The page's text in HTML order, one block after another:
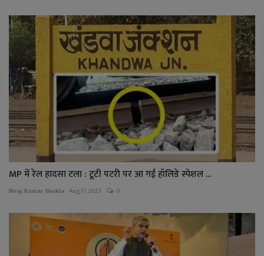
MP में रेल हादसा टला : टूटी पटरी पर आ गई हॉलिडे स्पेशल ...
Niraj Kumar Shukla Aug 17, 2025 0